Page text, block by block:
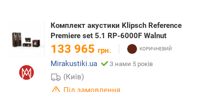
Комплект акустики Klipsch Reference
Premiere set 5.1 RP-6000F Walnut
133 965 грн.
Mirakustiki.ua
З нами 5 років
(Київ)
Під замовлення